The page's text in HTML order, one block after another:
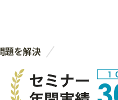
題を解決